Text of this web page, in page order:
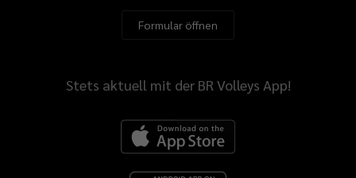
Formular öffnen
Stets aktuell mit der BR Volleys App!